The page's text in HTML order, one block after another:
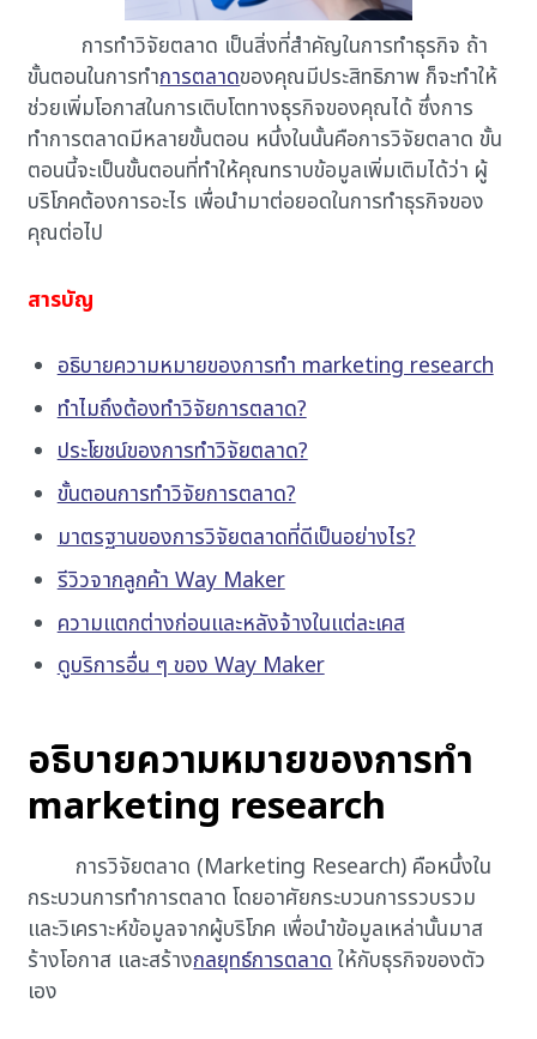
การทำวิจัยตลาด เป็นสิ่งที่สำคัญในการทำธุรกิจ ถ้า
ขั้นตอนในการทำการตลาดของคุณมีประสิทธิภาพ ก็จะทำให้
ช่วยเพิ่มโอกาสในการเติบโตทางธุรกิจของคุณได้ ซึ่งการ
ทำการตลาดมีหลายขั้นตอน หนึ่งในนั้นคือการวิจัยตลาด ขั้น
ตอนนี้จะเป็นขั้นตอนที่ทำให้คุณทราบข้อมูลเพิ่มเติมได้ว่า ผู้
บริโภคต้องการอะไร เพื่อนำมาต่อยอดในการทำธุรกิจของ
คุณต่อไป
สารบัญ
อธิบายความหมายของการทำ marketing research
ทำไมถึงต้องทำวิจัยการตลาด?
ประโยชน์ของการทำวิจัยตลาด?
ขั้นตอนการทำวิจัยการตลาด?
มาตรฐานของการวิจัยตลาดที่ดีเป็นอย่างไร?
รีวิวจากลูกค้า Way Maker
ความแตกต่างก่อนและหลังจ้างในแต่ละเคส
ดูบริการอื่น ๆ ของ Way Maker
อธิบายความหมายของการทำ
marketing research
การวิจัยตลาด (Marketing Research) คือหนึ่งใน
กระบวนการทำการตลาด โดยอาศัยกระบวนการรวบรวม
และวิเคราะห์ข้อมูลจากผู้บริโภค เพื่อนำข้อมูลเหล่านั้นมาส
ร้างโอกาส และสร้างกลยุทธ์การตลาดให้กับธุรกิจของตัว
เอง